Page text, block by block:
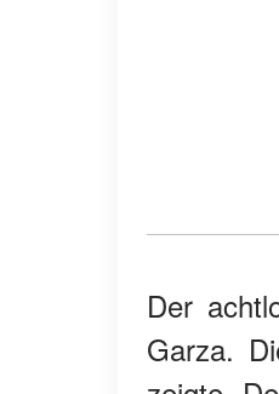
Der
Garza.